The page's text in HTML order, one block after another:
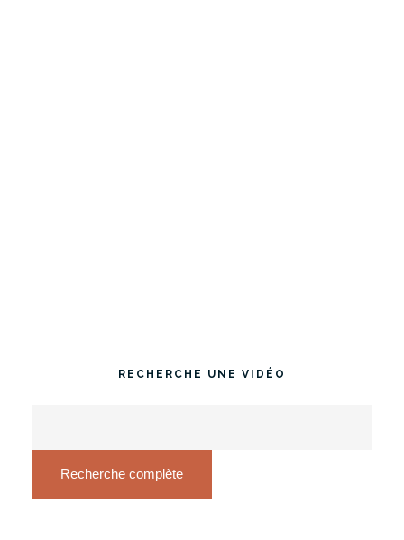
RECHERCHE UNE VIDÉO
Recherche complète